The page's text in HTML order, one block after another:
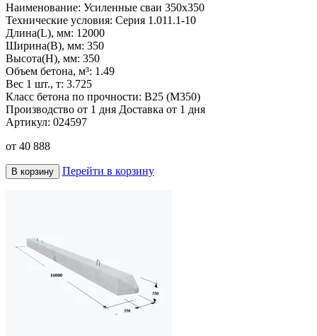
Наименование: Усиленные сваи 350х350
Технические условия: Серия 1.011.1-10
Длина(L), мм: 12000
Ширина(B), мм: 350
Высота(H), мм: 350
Объем бетона, м³: 1.49
Вес 1 шт., т: 3.725
Класс бетона по прочности: В25 (М350)
Производство от 1 дня Доставка от 1 дня
Артикул: 024597
от 40 888
В корзину Перейти в корзину